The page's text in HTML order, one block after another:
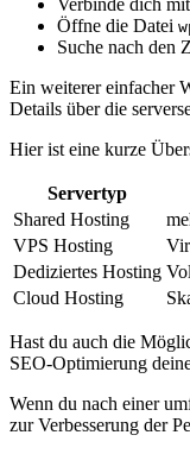
Verbinde dich
Öffne die⁢ Datei
Suche⁣ nach den
Ein weiterer einfacher
Details über die⁤
Hier ist​ eine kurze
Servertyp
Shared Hosting
VPS Hosting
Dediziertes Hosting
Cloud Hosting
Hast du auch die
SEO-Optimierung
Wenn du nach einer
zur Verbesserung​ der